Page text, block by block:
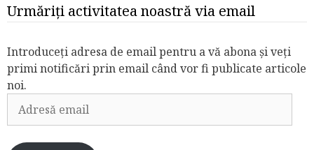
Urmăriți activitatea noastră via email
Introduceți adresa de email pentru a vă abona și veți
primi notificări prin email când vor fi publicate articole
noi.
Adresă
email